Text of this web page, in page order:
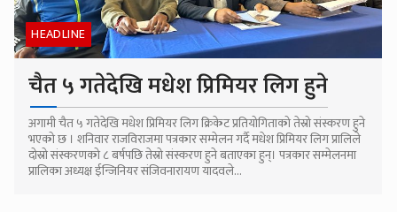
HEADLINE
चैत ५ गतेदेखि मधेश प्रिमियर लिग हुने
अगामी चैत ५ गतेदेखि मधेश प्रिमियर लिग क्रिकेट प्रतियोगिताको तेस्रो संस्करण हुने
भएको छ । शनिवार राजविराजमा पत्रकार सम्मेलन गर्दै मधेश प्रिमियर लिग प्रालिले
दोस्रो संस्करणको ८ बर्षपछि तेस्रो संस्करण हुने बताएका हुन्। पत्रकार सम्मेलनमा
प्रालिका अध्यक्ष ईन्जिनियर संजिवनारायण यादवले...